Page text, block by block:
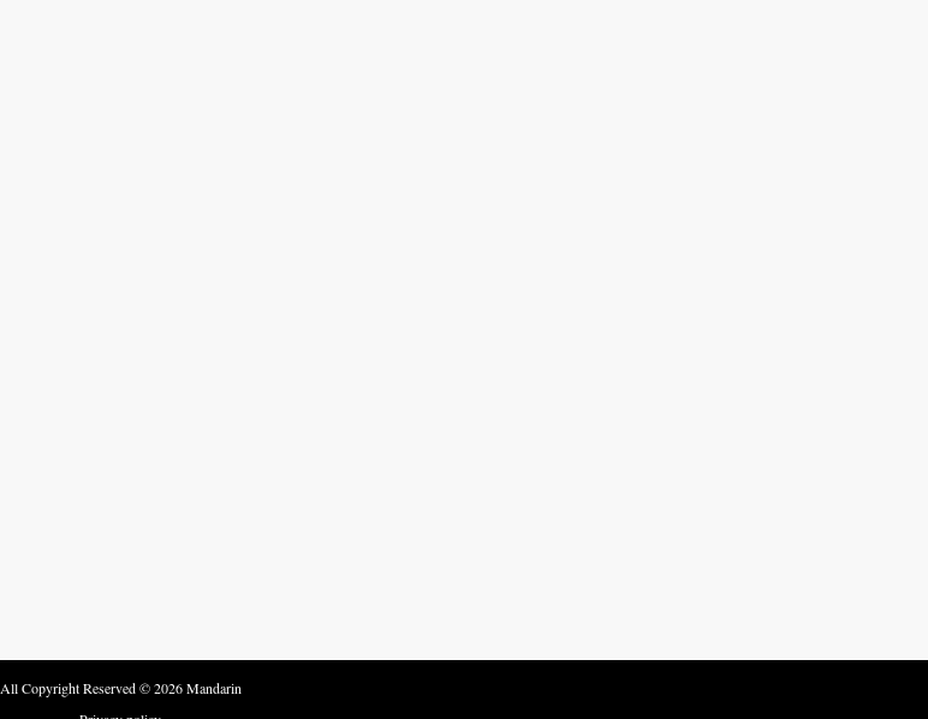
All Copyright Reserved © 2026 Mandarin